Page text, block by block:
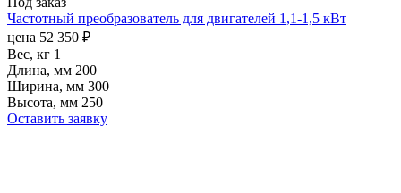
Частотный преобразователь для двигателей 1,1-1,5 кВт
цена 52 350 ₽
Вес, кг 1
Длина, мм 200
Ширина, мм 300
Высота, мм 250
Оставить заявку